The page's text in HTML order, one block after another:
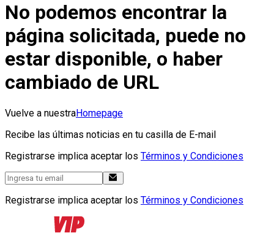
No podemos encontrar la
página solicitada, puede no
estar disponible, o haber
cambiado de URL
Vuelve a nuestraHomepage
Recibe las últimas noticias en tu casilla de E-mail
Registrarse implica aceptar los Términos y Condiciones
Registrarse implica aceptar los Términos y Condiciones